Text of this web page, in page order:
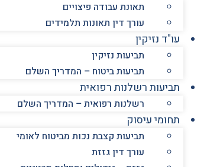
תאונת עבודה פיצויים
עורך דין תאונות תלמידים
עו"ד נזיקין
תביעות נזיקין
תביעות ביטוח – המדריך השלם
תביעות רשלנות רפואית
רשלנות רפואית – המדריך השלם
תחומי עיסוק
תביעות קצבת נכות מביטוח לאומי
עורך דין גזזת